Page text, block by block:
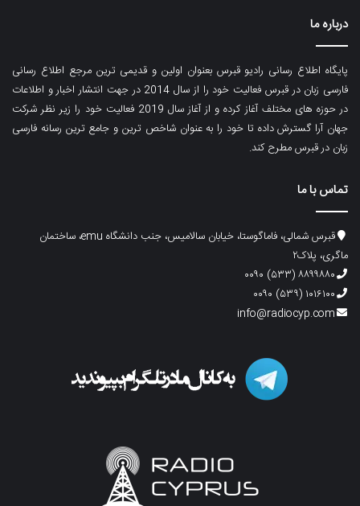
درباره ما
پایگاه اطلاع رسانی رادیو قبرس بعنوان اولین و قدیمی ترین مرجع اطلاع رسانی
فارسی زبان در قبرس فعالیت خود را از سال 2014 در جهت انتشار اخبار و اطلاعات
در حوزه های مختلف آغاز کرده و از آغاز سال 2019 فعالیت خود را زیر نظر شرکت
جهان آرا گسترش داده تا خود را به عنوان شاخص ترین و جامع ترین رسانه فارسی
زبان در قبرس مطرح کند.
تماس با ما
قبرس شمالی، فاماگوستا، خیابان سالامیس، جنب دانشگاه emu، ساختمان
ماگری، پلاک۲
۸۸۹۹۸۸۰ (۵۳۳) ۰۰۹۰
۱۰۱۶۱۰۰ (۵۳۹) ۰۰۹۰
info@radiocyp.com